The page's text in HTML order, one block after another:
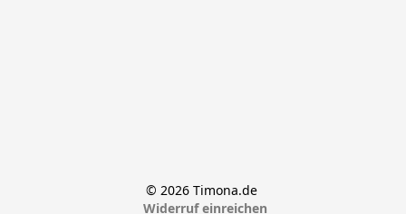
© 2026 Timona.de
Widerruf einreichen